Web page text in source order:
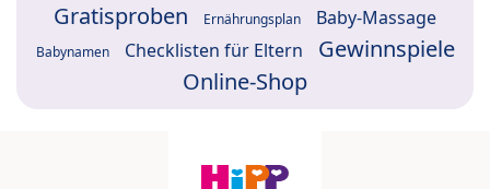
Gratisproben Ernährungsplan Baby-Massage
Babynamen Checklisten für Eltern
Gewinnspiele
Online-Shop